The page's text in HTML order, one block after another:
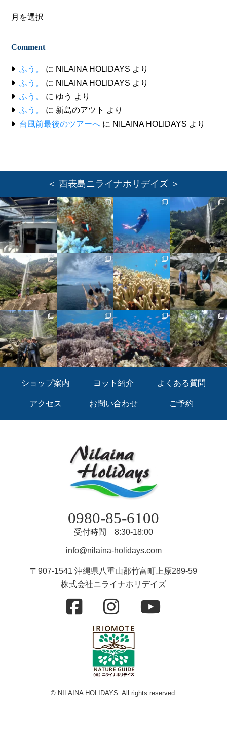
Archive
Comment
ふう。 に NILAINA HOLIDAYS より
ふう。
に NILAINA HOLIDAYS より
ふう。
に ゆう より
ふう。
に 新島のアツト より
台風前最後のツアーへ に NILAINA HOLIDAYS より
＜ 西表島ニライナホリデイズ ＞
ショップ案内 ヨット紹介 よくある質問
アクセス お問い合わせ ご予約
0980-85-6100
受付時間 8:30-18:00
info@nilaina-holidays.com
〒907-1541 沖縄県八重山郡竹富町上原289-59
株式会社ニライナホリデイズ
© NILAINA HOLIDAYS. All rights reserved.